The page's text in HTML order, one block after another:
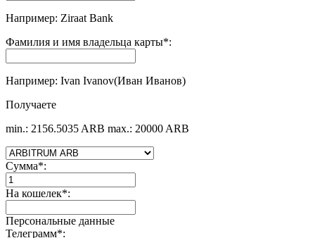
Например: Ziraat Bank
Фамилия и имя владельца карты*:
Например: Ivan Ivanov(Иван Иванов)
Получаете
min.: 2156.5035 ARB max.: 20000 ARB
Сумма*:
На кошелек*:
Персональные данные
Телеграмм*: